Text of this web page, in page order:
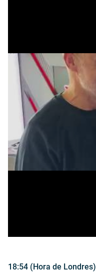
18:54 (Hora de Londres)